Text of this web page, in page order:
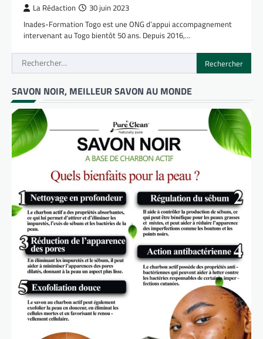
La Rédaction 30 juin 2023
Inades-Formation Togo est une ONG d’appui accompagnement
intervenant au Togo bientôt 50 ans. Depuis 2016,…
Rechercher :
SAVON NOIR, MEILLEUR SAVON AU MONDE